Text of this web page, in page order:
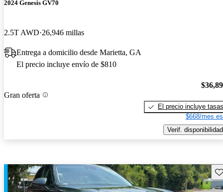
2024 Genesis GV70
2.5T AWD 26,946 millas
Entrega a domicilio desde Marietta, GA
El precio incluye envío de $810
Gran oferta
El precio incluye tasas
$668/mes
Verif. disponibilidad